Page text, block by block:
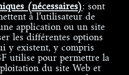
(nécessaires): sont
à l’utilisateur de
application ou un site
les différentes options
y existent, y compris
utilise pour permettre la
du site Web et